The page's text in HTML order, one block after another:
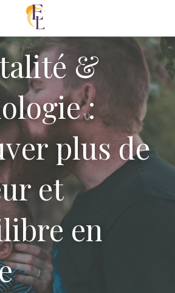
91
Essonnes
&
:
plus de
et
en